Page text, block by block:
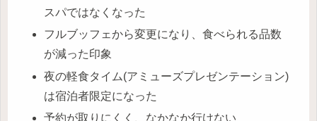
スパではなくなった
フルブッフェから変更になり、食べられる品数
が減った印象
夜の軽食タイム(アミューズプレゼンテーション)
は宿泊者限定になった
予約が取りにくく、なかなか行けない